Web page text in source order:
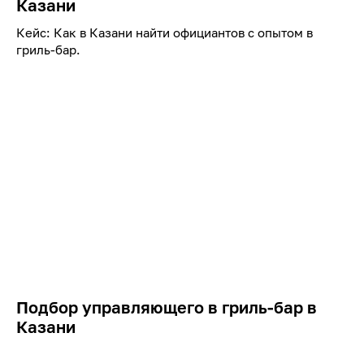
Казани
Кейс: Как в Казани найти официантов с опытом в
гриль-бар.
Подбор управляющего в гриль-бар в
Казани